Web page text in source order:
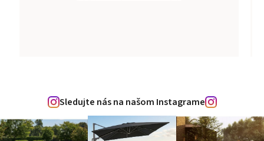
Sledujte nás na našom Instagrame